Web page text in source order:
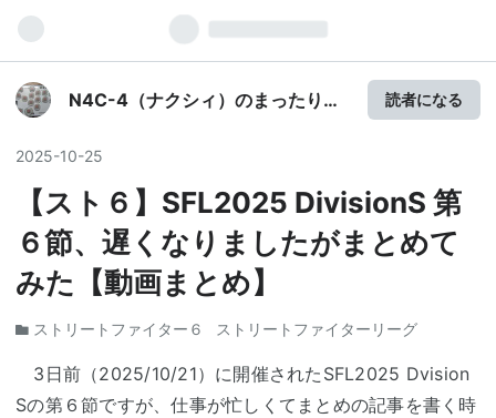
N4C-4（ナクシィ）のまったり
読者になる
2025-10-25
【スト６】SFL2025 DivisionS 第
６節、遅くなりましたがまとめて
みた【動画まとめ】
ストリートファイター６ ストリートファイターリーグ
3日前（2025/10/21）に開催されたSFL2025 Dvision
Sの第６節ですが、仕事が忙しくてまとめの記事を書く時